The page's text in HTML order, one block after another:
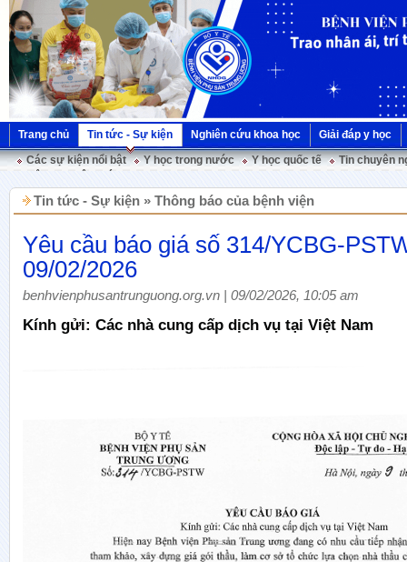
Trang chủ Tin tức - Sự kiện Nghiên cứu khoa học
Giải đáp y học
Các sự kiện nổi bật
Y học trong nước Y học quốc tế
Tin chuyên
Tin tức - Sự kiện » Thông báo của bệnh viện
Yêu cầu báo giá số 314/YCBG-
09/02/2026
benhvienphusantrunguong.org.vn | 09/02/2026, 10:05 am
Kính gửi: Các nhà cung cấp dịch vụ tại Việt Nam